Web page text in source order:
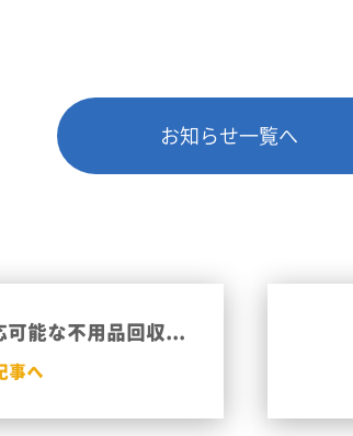
お知らせ一覧へ
可能な不用品回収...
事へ